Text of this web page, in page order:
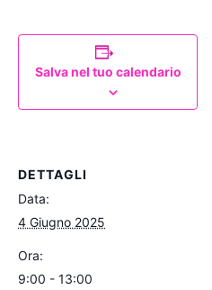
Salva nel tuo calendario
DETTAGLI
Data:
4 Giugno 2025
Ora:
9:00 - 13:00